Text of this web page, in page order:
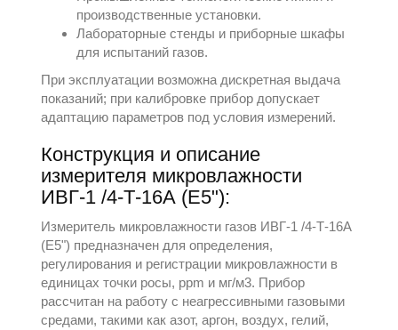
производственные установки.
Лабораторные стенды и приборные шкафы
для испытаний газов.
При эксплуатации возможна дискретная выдача
показаний; при калибровке прибор допускает
адаптацию параметров под условия измерений.
Конструкция и описание
измерителя микровлажности
ИВГ-1 /4-Т-16А (Е5"):
Измеритель микровлажности газов ИВГ-1 /4-Т-16А
(Е5") предназначен для определения,
регулирования и регистрации микровлажности в
единицах точки росы, ppm и мг/м3. Прибор
рассчитан на работу с неагрессивными газовыми
средами, такими как азот, аргон, воздух, гелий,